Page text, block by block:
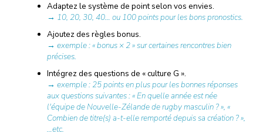
Adaptez le système de point selon vos envies.
→ 10, 20, 30, 40… ou 100 points pour les bons pronostics.
Ajoutez des règles bonus.
→ exemple : « bonus × 2 » sur certaines rencontres bien
précises.
Intégrez des questions de « culture G ».
→ exemple : 25 points en plus pour les bonnes réponses
aux questions suivantes : « En quelle année est née
l'équipe de Nouvelle-Zélande de rugby masculin ? », «
Combien de titre(s) a-t-elle remporté depuis sa création ? »,
…etc.